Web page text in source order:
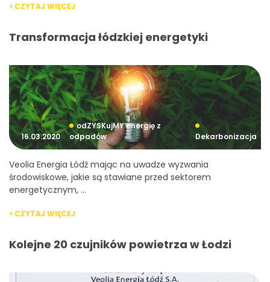
> CZYTAJ WIĘCEJ
Transformacja łódzkiej energetyki
16.03.2020
odZYSKujMY energię z
odpadów
Dekarbonizacja
Veolia Energia Łódź mając na uwadze wyzwania
środowiskowe, jakie są stawiane przed sektorem
energetycznym, ...
> CZYTAJ WIĘCEJ
Kolejne 20 czujników powietrza w Łodzi